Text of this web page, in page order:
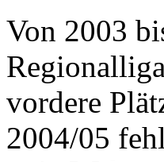
Von 2003
vordere
2004/05